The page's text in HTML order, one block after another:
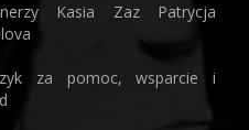
Kasia Zaz Patrycja
za pomoc, wsparcie i